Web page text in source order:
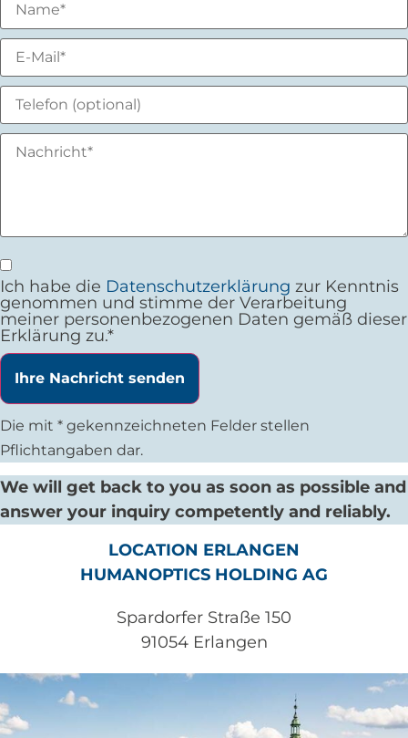
Ich habe die Datenschutzerklärung zur Kenntnis
genommen und stimme der Verarbeitung
meiner personenbezogenen Daten gemäß dieser
Erklärung zu.*
Ihre Nachricht senden
Die mit * gekennzeichneten Felder stellen
Pflichtangaben dar.
We will get back to you as soon as possible and
answer your inquiry competently and reliably.
LOCATION ERLANGEN
HUMANOPTICS HOLDING AG
Spardorfer Straße 150
91054 Erlangen